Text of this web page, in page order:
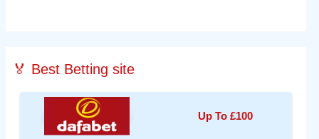
🏅 Best Betting site
Up To £100